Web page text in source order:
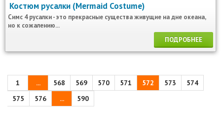
Костюм русалки (Mermaid Costume)
Симс 4 русалки - это прекрасные существа живущие на дне океана,
но к сожалению...
ПОДРОБНЕЕ
1 ... 568 569 570 571 572 573
574
575
576 ... 590